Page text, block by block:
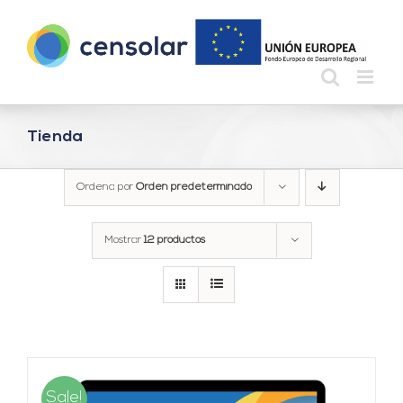
contenido
Tienda
Ordena por Orden predeterminado
Mostrar12 productos
Sale!